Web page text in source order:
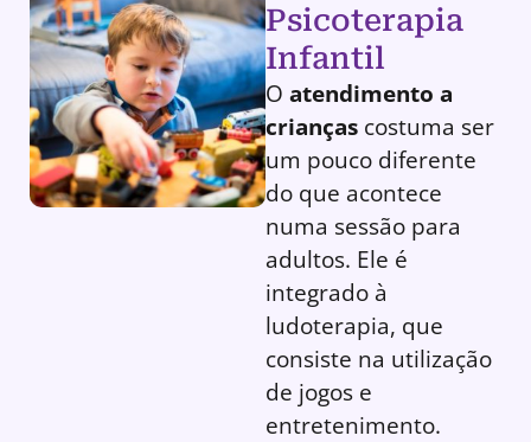
Psicoterapia
Infantil
O atendimento a
crianças costuma ser
um pouco diferente
do que acontece
numa sessão para
adultos. Ele é
integrado à
ludoterapia, que
consiste na utilização
de jogos e
entretenimento.